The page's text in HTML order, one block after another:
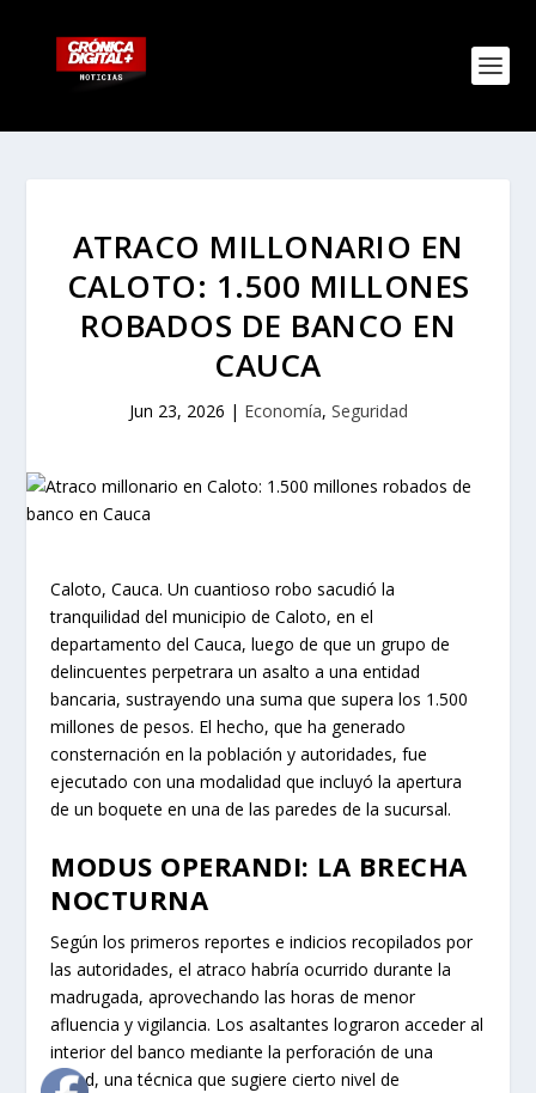
ATRACO MILLONARIO EN
CALOTO: 1.500 MILLONES
ROBADOS DE BANCO EN
CAUCA
Jun 23, 2026 | Economía, Seguridad
Caloto, Cauca. Un cuantioso robo sacudió la
tranquilidad del municipio de Caloto, en el
departamento del Cauca, luego de que un grupo de
delincuentes perpetrara un asalto a una entidad
bancaria, sustrayendo una suma que supera los 1.500
millones de pesos. El hecho, que ha generado
consternación en la población y autoridades, fue
ejecutado con una modalidad que incluyó la apertura
de un boquete en una de las paredes de la sucursal.
MODUS OPERANDI: LA BRECHA
NOCTURNA
Según los primeros reportes e indicios recopilados por
las autoridades, el atraco habría ocurrido durante la
madrugada, aprovechando las horas de menor
afluencia y vigilancia. Los asaltantes lograron acceder al
interior del banco mediante la perforación de una
pared, una técnica que sugiere cierto nivel de